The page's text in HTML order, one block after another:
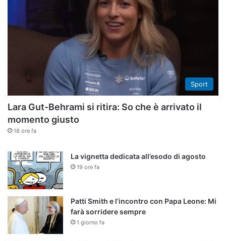
Sport
Lara Gut-Behrami si ritira: So che è arrivato il
momento giusto
18 ore fa
La vignetta dedicata all’esodo di agosto
19 ore fa
Patti Smith e l’incontro con Papa Leone: Mi
farà sorridere sempre
1 giorno fa